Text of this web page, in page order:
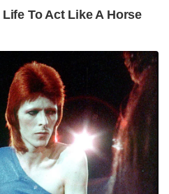
ബില്ല്
എന്ന
വഖഫ് ബൈ യൂസർ
ഡീഡ്എന്ന വ്യവസ്ഥ